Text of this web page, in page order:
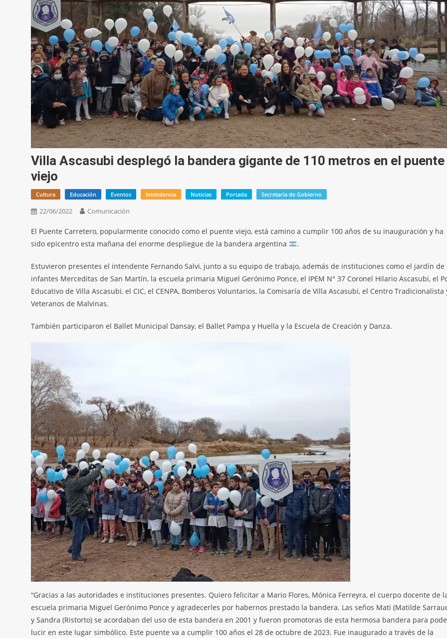
Villa Ascasubi desplegó la bandera gigante de 110 metros en el puente
viejo
Cultura Educación Eventos Intendencia Noticias Portada Secretaría de Gobierno
22/06/2022 Comunicación
El Puente Carretero, popularmente conocido como el puente viejo, está camino a cumplir 100 años de su inauguración y ha
sido epicentro esta mañana del enorme despliegue de la bandera argentina
.
Estuvieron presentes el intendente Fernando Salvi, junto a su equipo de trabajo, además de instituciones como el jardín de
infantes Merceditas de San Martín, la escuela primaria Miguel Gerónimo Ponce, el IPEM N° 37 Coronel Hilario Ascasubi, el
Educativo de Villa Ascasubi, el CIC, el CENPA, Bomberos Voluntarios, la Comisaría de Villa Ascasubi, el Centro Tradicionalista
Veteranos de Malvinas.
También participaron el Ballet Municipal Dansay, el Ballet Pampa y Huella y la Escuela de Creación y Danza.
“Gracias a las autoridades e instituciones presentes. Quiero felicitar a Mario Flores, Mónica Ferreyra, el cuerpo docente de
escuela primaria Miguel Gerónimo Ponce y agradecerles por habernos prestado la bandera. Las seños Mati (Matilde
y Sandra (Ristorto) se acordaban del uso de esta bandera en 2001 y fueron promotoras de esta hermosa bandera para
lucir en este lugar simbólico. Este puente va a cumplir 100 años el 28 de octubre de 2023. Fue inaugurado a través de la